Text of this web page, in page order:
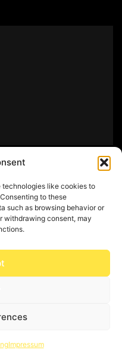
technologies like cookies to
to these
such as browsing behavior or
withdrawing consent, may
Impressum
Feuerwerk24